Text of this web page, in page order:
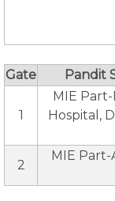
Gate Pandit
1
MIE Part-
Hospital,
2
MIE